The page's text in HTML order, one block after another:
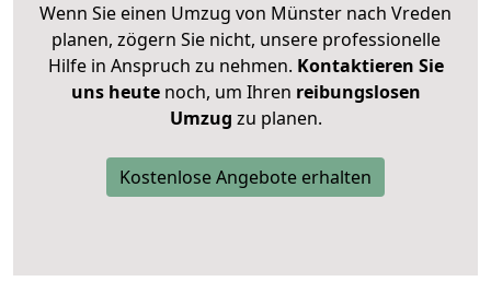
Wenn Sie einen Umzug von Münster nach Vreden
planen, zögern Sie nicht, unsere professionelle
Hilfe in Anspruch zu nehmen. Kontaktieren Sie
uns heutenoch, um Ihren reibungslosen
Umzug zu planen.
Kostenlose Angebote erhalten